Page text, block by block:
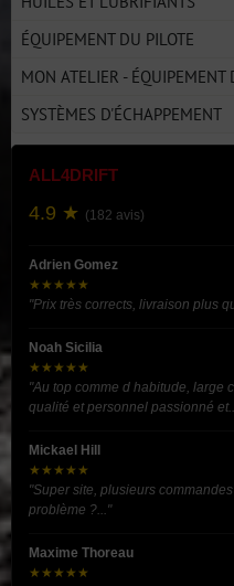
ÉQUIPEMENT DU PILOTE
MON ATELIER - ÉQUIPEMENT
SYSTÈMES D'ÉCHAPPEMENT
ALL4DRIFT
4.9 ★ (182 avis)
Adrien Gomez
★★★★★
"Prix très corrects, livraison plus
Noah Sicilia
★★★★★
"Au top comme d habitude, large
qualité et personnel passionné
Mickael Hill
★★★★★
"Super site, plusieurs
problème ?..."
Maxime Thoreau
★★★★★